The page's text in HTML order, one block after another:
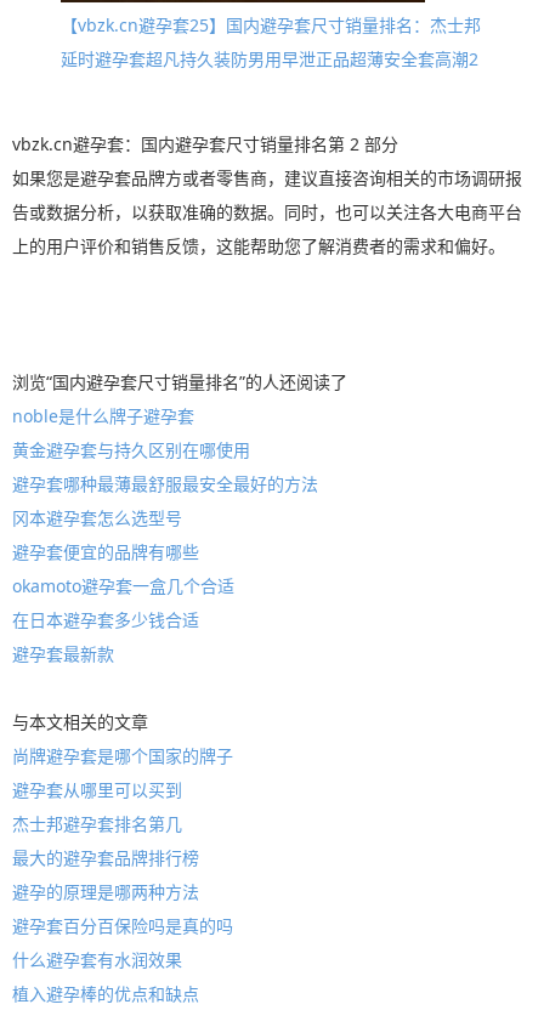
【vbzk.cn避孕套25】国内避孕套尺寸销量排名：杰士邦
延时避孕套超凡持久装防男用早泄正品超薄安全套高潮2
vbzk.cn避孕套：国内避孕套尺寸销量排名第 2 部分
如果您是避孕套品牌方或者零售商，建议直接咨询相关的市场调研报
告或数据分析，以获取准确的数据。同时，也可以关注各大电商平台
上的用户评价和销售反馈，这能帮助您了解消费者的需求和偏好。
浏览“国内避孕套尺寸销量排名”的人还阅读了
noble是什么牌子避孕套
黄金避孕套与持久区别在哪使用
避孕套哪种最薄最舒服最安全最好的方法
冈本避孕套怎么选型号
避孕套便宜的品牌有哪些
okamoto避孕套一盒几个合适
在日本避孕套多少钱合适
避孕套最新款
与本文相关的文章
尚牌避孕套是哪个国家的牌子
避孕套从哪里可以买到
杰士邦避孕套排名第几
最大的避孕套品牌排行榜
避孕的原理是哪两种方法
避孕套百分百保险吗是真的吗
什么避孕套有水润效果
植入避孕棒的优点和缺点